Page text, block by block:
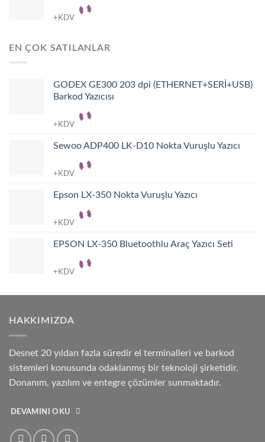
+KDV
EN ÇOK SATILANLAR
GODEX GE300 203 dpi (ETHERNET+SERİ+USB)
Barkod Yazıcısı
+KDV
Sewoo ADP400 LK-D10 Nokta Vuruşlu Yazıcı
+KDV
Epson LX-350 Nokta Vuruşlu Yazıcı
+KDV
EPSON LX-350 Bluetoothlu Araç Yazıcı Seti
+KDV
HAKKIMIZDA
Desnet 20 yıldan fazla süredir el terminalleri ve barkod
sistemleri konusunda odaklanmış bir teknoloji şirketidir.
Donanım, yazılım ve entegre çözümler sunmaktadır.
DEVAMINI OKU